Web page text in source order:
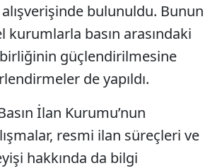
alışverişinde bulunuldu. Bunun
kurumlarla basın arasındaki
güçlendirilmesine
de yapıldı.
İlan Kurumu’nun
resmi ilan süreçleri ve
hakkında da bilgi